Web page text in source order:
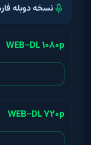
نسخه دوبله
WEB-DL 1080p
WEB-DL 720p